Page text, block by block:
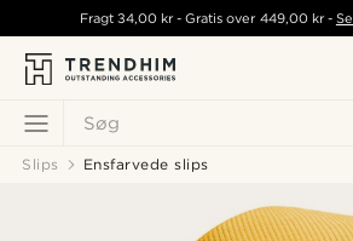
Søg
Fragt34,00 kr - Gratis over 449,00 kr-
Slips Ensfarvede slips